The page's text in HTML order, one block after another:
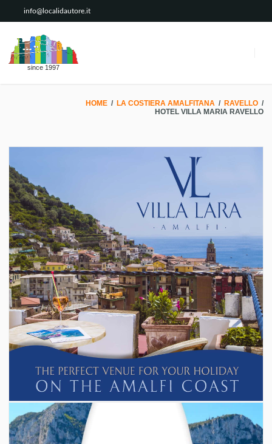
info@localidautore.it
since 1997
HOME / LA COSTIERA AMALFITANA / RAVELLO /
HOTEL VILLA MARIA RAVELLO